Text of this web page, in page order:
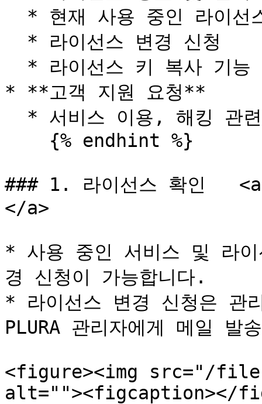
* **고객 지원 요청**
### 1. 라이선스 확인
</a>
* 사용 중인 서비스 및 라
경 신청이 가능합니다.
* 라이선스 변경 신청은 관
PLURA 관리자에게 메일 발
<figure><img src="/
alt=""><figcaption></